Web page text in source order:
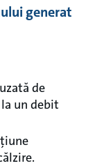
generat
de
un debit